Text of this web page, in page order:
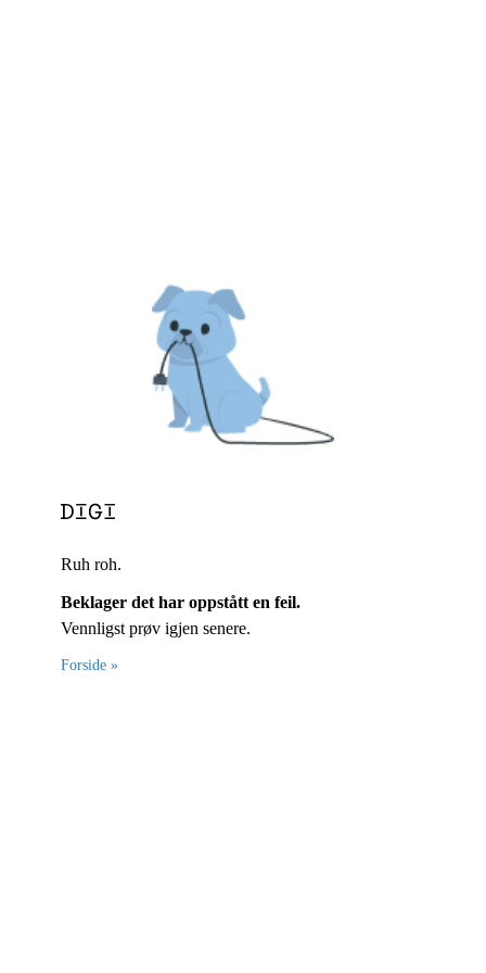
Ruh roh.
Beklager det har oppstått en feil.
Vennligst prøv igjen senere.
Forside »